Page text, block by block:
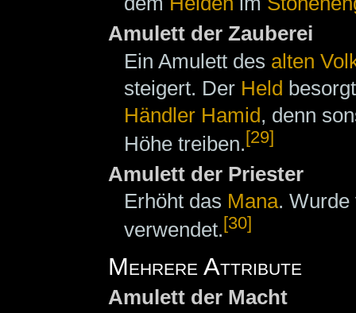
Amulett der Zauberei
Ein Amulett des alten
steigert. Der Held
Händler Hamid, denn
Höhe treiben.[29]
Amulett der Priester
Erhöht das Mana.
verwendet.[30]
Mehrere Attribute
Amulett der Macht